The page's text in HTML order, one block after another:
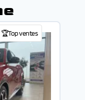
🏆Top ventes